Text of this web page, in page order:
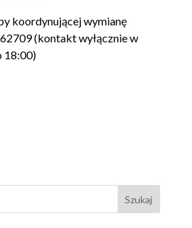
koordynującej wymianę
(kontakt wyłącznie w
18:00)